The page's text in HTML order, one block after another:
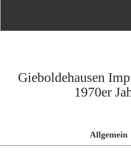
Gieboldehausen
1970er
Allgemein